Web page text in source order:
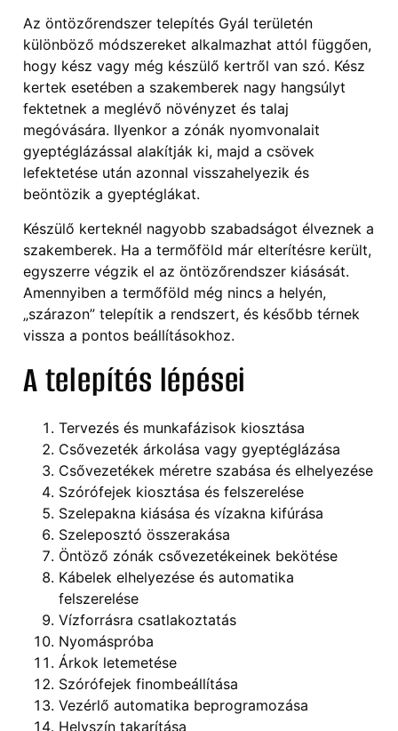
Az öntözőrendszer telepítés Gyál területén
különböző módszereket alkalmazhat attól függően,
hogy kész vagy még készülő kertről van szó. Kész
kertek esetében a szakemberek nagy hangsúlyt
fektetnek a meglévő növényzet és talaj
megóvására. Ilyenkor a zónák nyomvonalait
gyeptéglázással alakítják ki, majd a csövek
lefektetése után azonnal visszahelyezik és
beöntözik a gyeptéglákat.
Készülő kerteknél nagyobb szabadságot élveznek a
szakemberek. Ha a termőföld már elterítésre került,
egyszerre végzik el az öntözőrendszer kiásását.
Amennyiben a termőföld még nincs a helyén,
„szárazon” telepítik a rendszert, és később térnek
vissza a pontos beállításokhoz.
A telepítés lépései
Tervezés és munkafázisok kiosztása
Csővezeték árkolása vagy gyeptéglázása
Csővezetékek méretre szabása és elhelyezése
Szórófejek kiosztása és felszerelése
Szelepakna kiásása és vízakna kifúrása
Szeleposztó összerakása
Öntöző zónák csővezetékeinek bekötése
Kábelek elhelyezése és automatika
felszerelése
Vízforrásra csatlakoztatás
Nyomáspróba
Árkok letemetése
Szórófejek finombeállítása
Vezérlő automatika beprogramozása
Helyszín takarítása